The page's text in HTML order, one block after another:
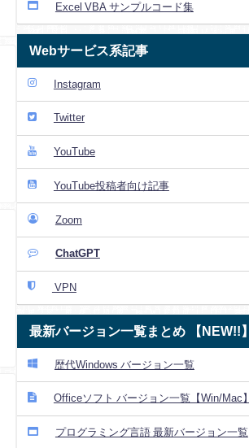
Excel VBA サンプルコード集
Webサービス系記事
Instagram
Twitter
YouTube
YouTube投稿者向け記事
Zoom
ChatGPT
VPN
最新バージョン一覧まとめ 【NEW!!】
歴代Windows バージョン一覧
Officeソフト バージョン一覧【Win/Mac】
プログラミング言語 最新バージョン一覧